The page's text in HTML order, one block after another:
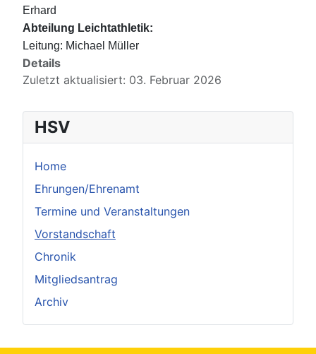
Erhard
Abteilung Leichtathletik:
Leitung: Michael Müller
Details
Zuletzt aktualisiert: 03. Februar 2026
HSV
Home
Ehrungen/Ehrenamt
Termine und Veranstaltungen
Vorstandschaft
Chronik
Mitgliedsantrag
Archiv